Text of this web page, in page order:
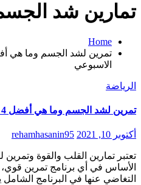
تمارين شد
Home
الاسبوعي
الرياضة
تمرين لشد الجسم وما هي أفضل 4 في جدول التمارين الاسبوعي
أكتوبر 10, 2021 rehamhasanin95
تعتبر تمارين القلب والقوة
الأساس في أي برنامج تمرين قوي،
التغاضي عنها في البرنامج